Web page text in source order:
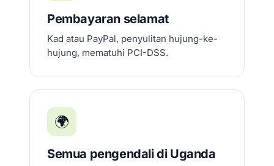
Pembayaran selamat
Kad atau PayPal, penyulitan hujung-ke-
hujung, mematuhi PCI-DSS.
🌍
Semua pengendali di Uganda